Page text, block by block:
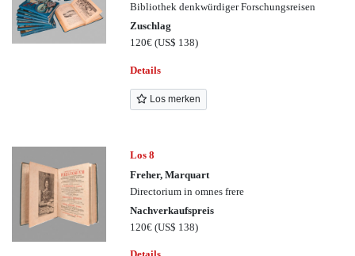
Bibliothek denkwürdiger Forschungsreisen
Zuschlag
120€(US$ 138)
Details
Los merken
Los 8
Freher, Marquart
Directorium in omnes frere
Nachverkaufspreis
120€(US$ 138)